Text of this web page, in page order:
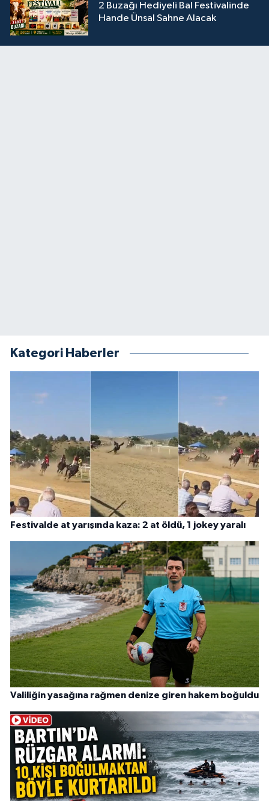
2 Buzağı Hediyeli Bal Festivalinde
Hande Ünsal Sahne Alacak
Kategori Haberler
Festivalde at yarışında kaza: 2 at öldü, 1 jokey yaralı
Valiliğin yasağına rağmen denize giren hakem boğuldu